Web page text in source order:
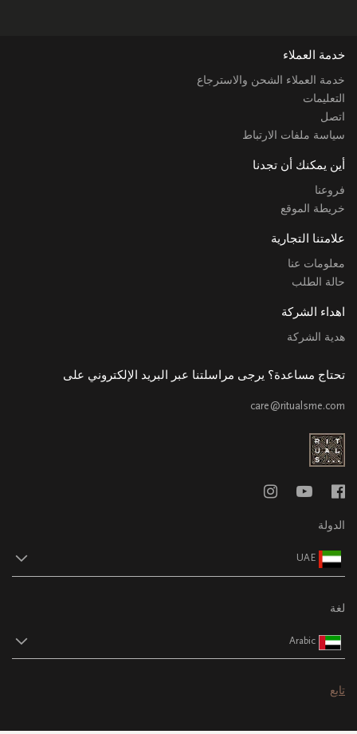
خدمة العملاء
خدمة العملاء الشحن والاسترجاع
التعليمات
اتصل
سياسة ملفات الارتباط
أين يمكنك أن تجدنا
فروعنا
خريطة الموقع
علامتنا التجارية
معلومات عنا
حالة الطلب
اهداء الشركة
هدية الشركة
تحتاج مساعدة؟ يرجى مراسلتنا عبر البريد الإلكتروني على
care@ritualsme.com
الدولة
UAE
لغة
Arabic
تابع